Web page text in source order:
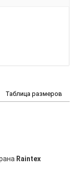
Таблица размеров
Raintex